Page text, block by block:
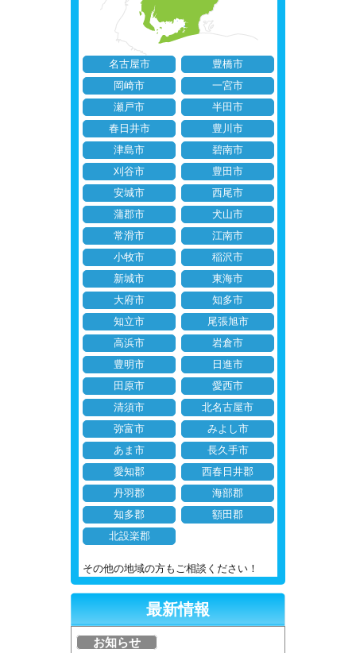
名古屋市
豊橋市
岡崎市
一宮市
瀬戸市
半田市
春日井市
豊川市
津島市
碧南市
刈谷市
豊田市
安城市
西尾市
蒲郡市
犬山市
常滑市
江南市
小牧市
稲沢市
新城市
東海市
大府市
知多市
知立市
尾張旭市
高浜市
岩倉市
豊明市
日進市
田原市
愛西市
清須市
北名古屋市
弥富市
みよし市
あま市
長久手市
愛知郡
西春日井郡
丹羽郡
海部郡
知多郡
額田郡
北設楽郡
その他の地域の方もご相談ください！
最新情報
お知らせ